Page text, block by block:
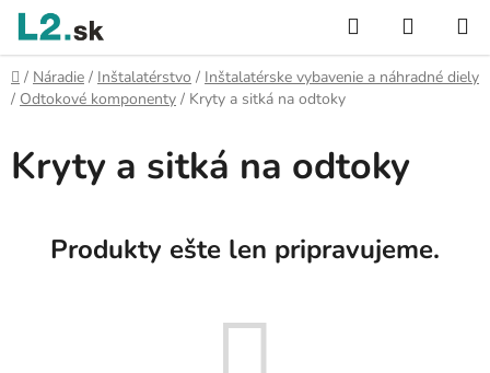
Prejsť
obsah
Hľadať
KOŠÍK
Domov
/ Náradie / Inštalatérstvo / Inštalatérske vybavenie a náhradné diely
/ Odtokové komponenty / Kryty a sitká na odtoky
Kryty a sitká na odtoky
Produkty ešte len pripravujeme.